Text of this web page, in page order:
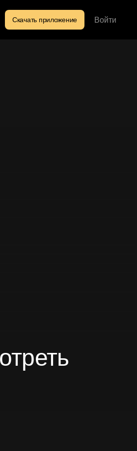
Скачать приложение Войти